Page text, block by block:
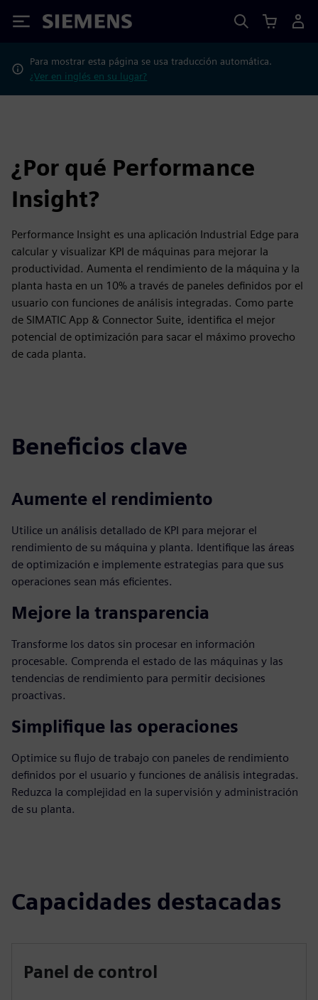
Siemens
Para mostrar esta página se usa traducción automática.
¿Ver en inglés en su lugar?
¿Por qué Performance
Insight?
Performance Insight es una aplicación Industrial Edge para
calcular y visualizar KPI de máquinas para mejorar la
productividad. Aumenta el rendimiento de la máquina y la
planta hasta en un 10% a través de paneles definidos por el
usuario con funciones de análisis integradas. Como parte
de SIMATIC App & Connector Suite, identifica el mejor
potencial de optimización para sacar el máximo provecho
de cada planta.
Beneficios clave
Aumente el rendimiento
Utilice un análisis detallado de KPI para mejorar el
rendimiento de su máquina y planta. Identifique las áreas
de optimización e implemente estrategias para que sus
operaciones sean más eficientes.
Mejore la transparencia
Transforme los datos sin procesar en información
procesable. Comprenda el estado de las máquinas y las
tendencias de rendimiento para permitir decisiones
proactivas.
Simplifique las operaciones
Optimice su flujo de trabajo con paneles de rendimiento
definidos por el usuario y funciones de análisis integradas.
Reduzca la complejidad en la supervisión y administración
de su planta.
Capacidades destacadas
Panel de control